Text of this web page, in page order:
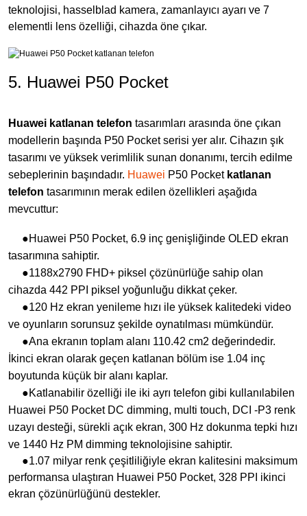
teknolojisi, hasselblad kamera, zamanlayıcı ayarı ve 7
elementli lens özelliği, cihazda öne çıkar.
5. Huawei P50 Pocket
Huawei katlanan telefon tasarımları arasında öne çıkan
modellerin başında P50 Pocket serisi yer alır. Cihazın şık
tasarımı ve yüksek verimlilik sunan donanımı, tercih edilme
sebeplerinin başındadır. Huawei P50 Pocket katlanan
telefon tasarımının merak edilen özellikleri aşağıda
mevcuttur:
●Huawei P50 Pocket, 6.9 inç genişliğinde OLED ekran
tasarımına sahiptir.
●1188x2790 FHD+ piksel çözünürlüğe sahip olan
cihazda 442 PPI piksel yoğunluğu dikkat çeker.
●120 Hz ekran yenileme hızı ile yüksek kalitedeki video
ve oyunların sorunsuz şekilde oynatılması mümkündür.
●Ana ekranın toplam alanı 110.42 cm2 değerindedir.
İkinci ekran olarak geçen katlanan bölüm ise 1.04 inç
boyutunda küçük bir alanı kaplar.
●Katlanabilir özelliği ile iki ayrı telefon gibi kullanılabilen
Huawei P50 Pocket DC dimming, multi touch, DCI -P3 renk
uzayı desteği, sürekli açık ekran, 300 Hz dokunma tepki hızı
ve 1440 Hz PM dimming teknolojisine sahiptir.
●1.07 milyar renk çeşitliliğiyle ekran kalitesini maksimum
performansa ulaştıran Huawei P50 Pocket, 328 PPI ikinci
ekran çözünürlüğünü destekler.